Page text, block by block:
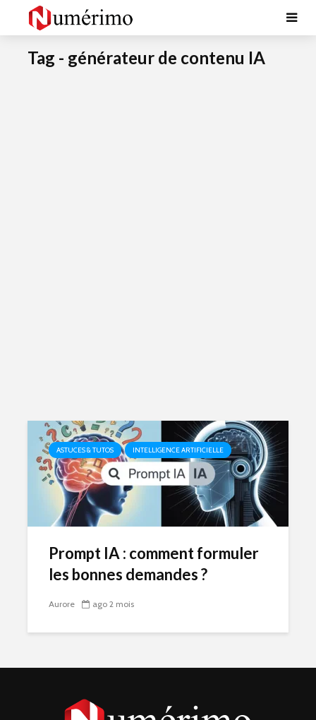
Tag - générateur de contenu IA
ASTUCES & TUTOS INTELLIGENCE ARTIFICIELLE
Prompt IA : comment formuler
les bonnes demandes ?
Aurore ago 2 mois